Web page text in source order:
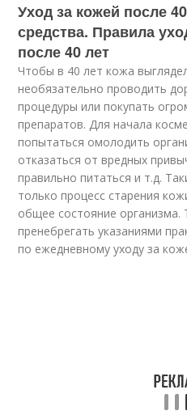
Уход за кожей после
средства. Правила
после 40 лет
Чтобы в 40 лет кожа
необязательно проводить
процедуры или покупать
препаратов. Для начала
попытаться омолодить
отказаться от вредных
правильно питаться и т.д.
только процесс старения
общее состояние организма.
пренебрегать указаниями
по ежедневному уходу за